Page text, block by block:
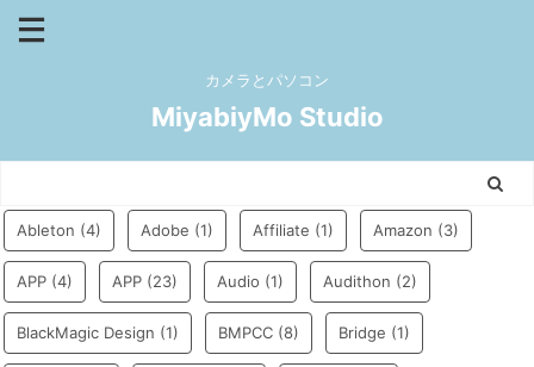
カメラとパソコン
MiyabiyMo Studio
Ableton (4) Adobe (1) Affiliate (1) Amazon (3)
APP (4) APP (23) Audio (1) Audithon (2)
BlackMagic Design (1) BMPCC (8) Bridge (1)